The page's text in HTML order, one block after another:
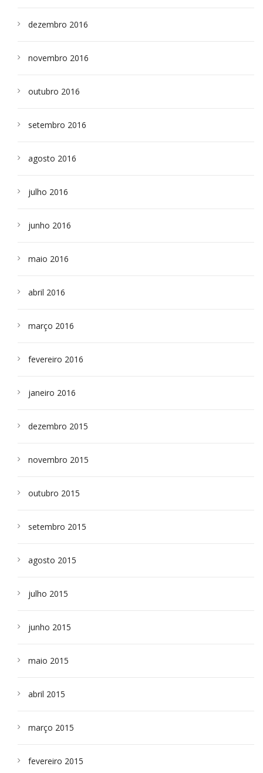
dezembro 2016
novembro 2016
outubro 2016
setembro 2016
agosto 2016
julho 2016
junho 2016
maio 2016
abril 2016
março 2016
fevereiro 2016
janeiro 2016
dezembro 2015
novembro 2015
outubro 2015
setembro 2015
agosto 2015
julho 2015
junho 2015
maio 2015
abril 2015
março 2015
fevereiro 2015